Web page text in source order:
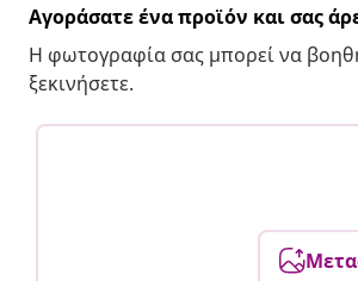
Αγοράσατε ένα προϊόν και σας
Η φωτογραφία σας μπορεί να
ξεκινήσετε.